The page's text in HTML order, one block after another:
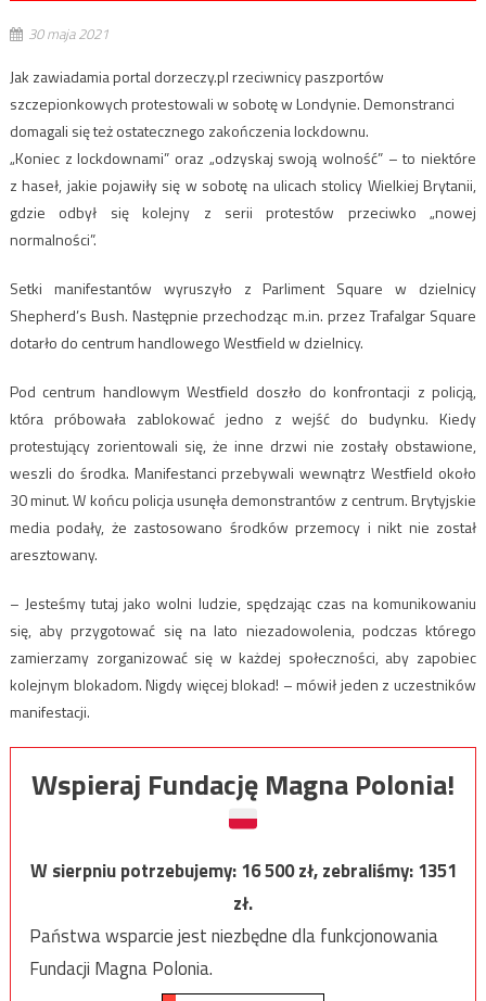
30 maja 2021
Jak zawiadamia portal dorzeczy.pl rzeciwnicy paszportów
szczepionkowych protestowali w sobotę w Londynie. Demonstranci
domagali się też ostatecznego zakończenia lockdownu.
„Koniec z lockdownami” oraz „odzyskaj swoją wolność” – to niektóre
z haseł, jakie pojawiły się w sobotę na ulicach stolicy Wielkiej Brytanii,
gdzie odbył się kolejny z serii protestów przeciwko „nowej
normalności”.
Setki manifestantów wyruszyło z Parliment Square w dzielnicy
Shepherd’s Bush. Następnie przechodząc m.in. przez Trafalgar Square
dotarło do centrum handlowego Westfield w dzielnicy.
Pod centrum handlowym Westfield doszło do konfrontacji z policją,
która próbowała zablokować jedno z wejść do budynku. Kiedy
protestujący zorientowali się, że inne drzwi nie zostały obstawione,
weszli do środka. Manifestanci przebywali wewnątrz Westfield około
30 minut. W końcu policja usunęła demonstrantów z centrum. Brytyjskie
media podały, że zastosowano środków przemocy i nikt nie został
aresztowany.
– Jesteśmy tutaj jako wolni ludzie, spędzając czas na komunikowaniu
się, aby przygotować się na lato niezadowolenia, podczas którego
zamierzamy zorganizować się w każdej społeczności, aby zapobiec
kolejnym blokadom. Nigdy więcej blokad! – mówił jeden z uczestników
manifestacji.
Wspieraj Fundację Magna Polonia!
W sierpniu potrzebujemy:16 500zł, zebraliśmy:1351
zł.
Państwa wsparcie jest niezbędne dla funkcjonowania
Fundacji Magna Polonia.